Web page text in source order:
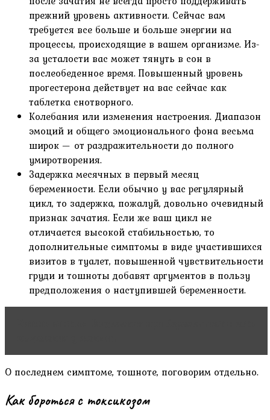
прежний уровень активности. Сейчас вам
требуется все больше и больше энергии на
процессы, происходящие в вашем организме. Из-
за усталости вас может тянуть в сон в
послеобеденное время. Повышенный уровень
прогестерона действует на вас сейчас как
таблетка снотворного.
Колебания или изменения настроения. Диапазон
эмоций и общего эмоционального фона весьма
широк — от раздражительности до полного
умиротворения.
Задержка месячных в первый месяц
беременности. Если обычно у вас регулярный
цикл, то задержка, пожалуй, довольно очевидный
признак зачатия. Если же ваш цикл не
отличается высокой стабильностью, то
дополнительные симптомы в виде участившихся
визитов в туалет, повышенной чувствительности
груди и тошноты добавят аргументов в пользу
предположения о наступившей беременности.
О последнем симптоме, тошноте, поговорим отдельно.
Как бороться с токсикозом